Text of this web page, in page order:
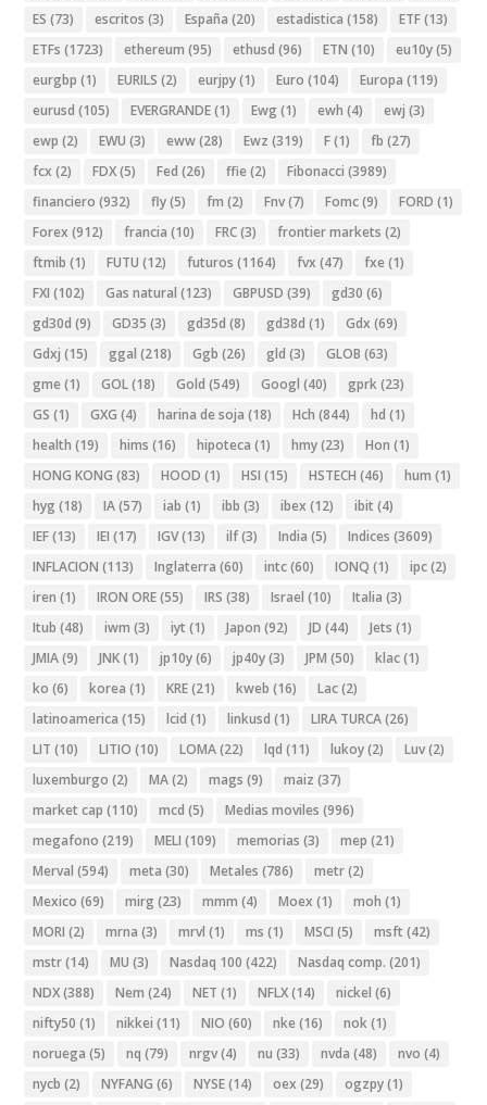
ES (73) escritos (3) España (20) estadistica (158) ETF(13)
ETFs (1723) ethereum (95) ethusd (96) ETN (10) eu10y(5)
eurgbp (1) EURILS (2) eurjpy(1) Euro (104) Europa (119)
eurusd (105) EVERGRANDE(1) Ewg (1) ewh (4) ewj (3)
ewp (2) EWU (3) eww(28) Ewz (319) F(1) fb (27)
fcx (2) FDX(5) Fed (26) ffie (2) Fibonacci (3989)
financiero (932) fly(5) fm (2) Fnv(7) Fomc(9) FORD (1)
Forex (912) francia (10) FRC(3) frontier markets (2)
ftmib (1) FUTU (12) futuros (1164) fvx (47) fxe (1)
FXI (102) Gas natural (123) GBPUSD (39) gd30 (6)
gd30d (9) GD35 (3) gd35d (8) gd38d (1) Gdx (69)
Gdxj (15) ggal (218) Ggb (26) gld (3) GLOB (63)
gme (1) GOL(18) Gold (549) Googl (40) gprk(23)
GS (1) GXG (4) harina de soja (18) Hch (844) hd (1)
health (19) hims (16) hipoteca (1) hmy(23) Hon (1)
HONG KONG (83) HOOD (1) HSI (15) HSTECH (46) hum (1)
hyg (18) IA(57) iab (1) ibb (3) ibex (12) ibit (4)
IEF(13) IEI (17) IGV(13) ilf(3) India (5) Indices (3609)
INFLACION (113) Inglaterra (60) intc(60) IONQ (1) ipc(2)
iren (1) IRON ORE(55) IRS (38) Israel (10) Italia (3)
Itub (48) iwm (3) iyt (1) Japon (92) JD (44) Jets (1)
JMIA(9) JNK(1) jp10y(6) jp40y(3) JPM (50) klac(1)
ko (6) korea (1) KRE(21) kweb (16) Lac(2)
latinoamerica (15) lcid (1) linkusd (1) LIRA TURCA(26)
LIT (10) LITIO (10) LOMA(22) lqd (11) lukoy(2) Luv(2)
luxemburgo (2) MA(2) mags (9) maiz (37)
market cap (110) mcd (5) Medias moviles (996)
megafono (219) MELI (109) memorias (3) mep (21)
Merval (594) meta (30) Metales (786) metr(2)
Mexico (69) mirg (23) mmm (4) Moex (1) moh (1)
MORI (2) mrna (3) mrvl (1) ms (1) MSCI (5) msft (42)
mstr(14) MU (3) Nasdaq 100 (422) Nasdaq comp. (201)
NDX(388) Nem (24) NET (1) NFLX(14) nickel (6)
nifty50 (1) nikkei (11) NIO (60) nke (16) nok(1)
noruega (5) nq (79) nrgv(4) nu (33) nvda (48) nvo (4)
nycb (2) NYFANG (6) NYSE(14) oex (29) ogzpy(1)